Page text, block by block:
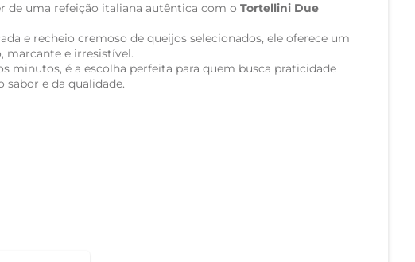
de uma refeição italiana autêntica com oTortellini Due
e recheio cremoso de queijos selecionados, ele oferece um
marcante e irresistível.
minutos, é a escolha perfeita para quem busca praticidade
sabor e da qualidade.